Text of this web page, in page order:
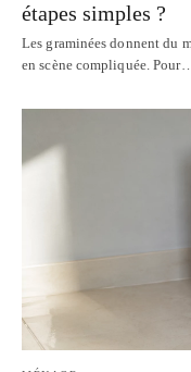
étapes simples ?
Les graminées donnent du
en scène compliquée.